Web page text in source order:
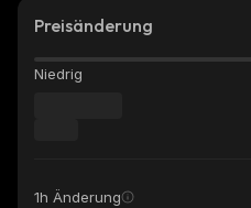
Preisänderung
Niedrig
1h Änderung